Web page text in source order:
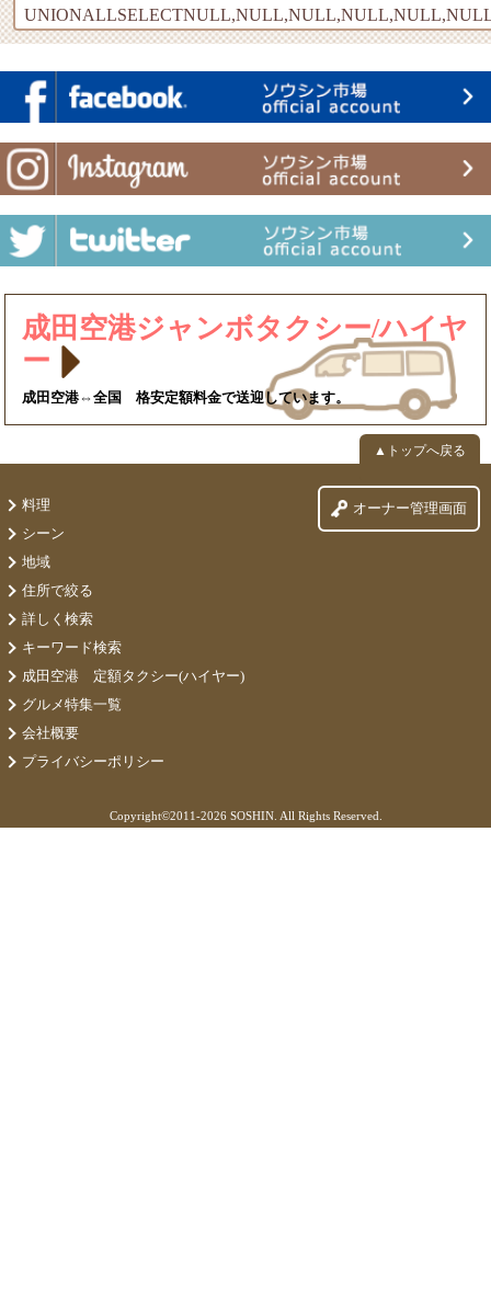
成田空港ジャンボタクシー/ハイヤ
ー
成田空港⇔全国 格安定額料金で送迎しています。
▲トップへ戻る
料理
シーン
地域
住所で絞る
詳しく検索
キーワード検索
成田空港 定額タクシー(ハイヤー)
グルメ特集一覧
会社概要
プライバシーポリシー
オーナー管理画面
Copyright©2011-2026 SOSHIN. All Rights Reserved.